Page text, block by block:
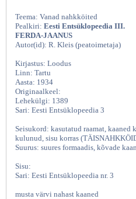
Teema: Vanad nahkköited
Pealkiri: Eesti Entsüklopeedia III.
FERDA-JAANUS
Autor(id): R. Kleis (peatoimetaja)
Kirjastus: Loodus
Linn: Tartu
Aasta: 1934
Originaalkeel:
Lehekülgi: 1389
Sari: Eesti Entsüklopeedia 3
Seisukord: kasutatud raamat, kaaned
kulunud, sisu korras
Suurus: suures formaadis, kõvade
Sisu:
Sari: Eesti Entsüklopeedia nr. 3
musta värvi nahast kaaned